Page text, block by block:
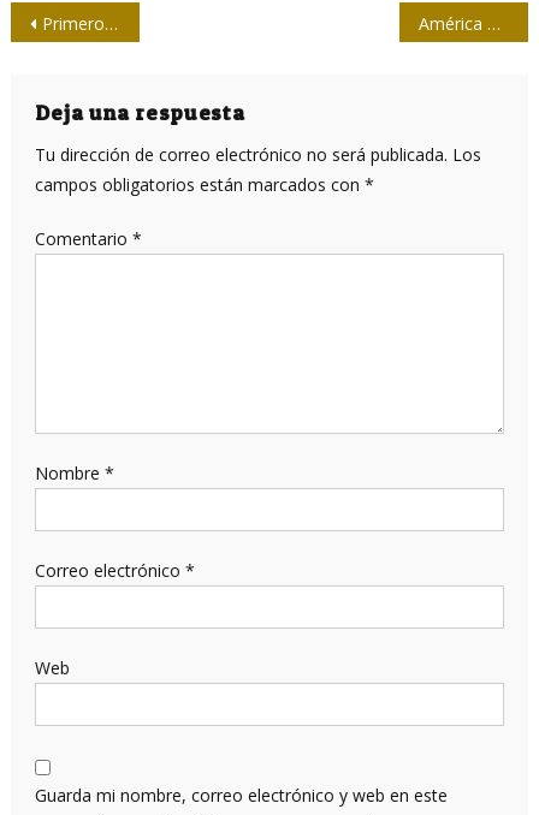
Navegación
entradas
Primero y siempre contigo América Latina, paradojas en red
Deja una respuesta
Tu dirección de correo electrónico no será publicada. Los
campos obligatorios están marcados con *
Comentario *
Nombre *
Correo electrónico *
Web
Guarda mi nombre, correo electrónico y web en este